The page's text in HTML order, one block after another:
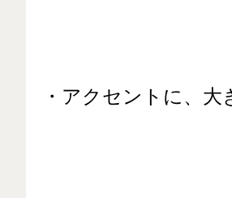
・アクセントに、